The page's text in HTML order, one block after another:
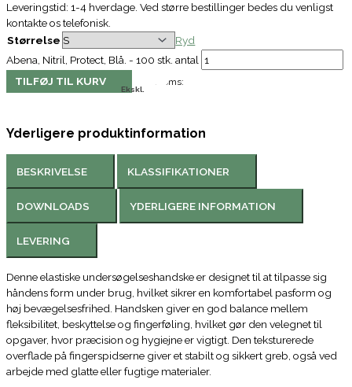
Leveringstid: 1-4 hverdage. Ved større bestillinger bedes du venligst
kontakte os telefonisk.
Størrelse
Ryd
Abena, Nitril, Protect, Blå. - 100 stk. antal
TILFØJ TIL KURV
Moms:
Ekskl.
Yderligere produktinformation
BESKRIVELSE KLASSIFIKATIONER
DOWNLOADS YDERLIGERE INFORMATION
LEVERING
Denne elastiske undersøgelseshandske er designet til at tilpasse sig
håndens form under brug, hvilket sikrer en komfortabel pasform og
høj bevægelsesfrihed. Handsken giver en god balance mellem
fleksibilitet, beskyttelse og fingerføling, hvilket gør den velegnet til
opgaver, hvor præcision og hygiejne er vigtigt. Den teksturerede
overflade på fingerspidserne giver et stabilt og sikkert greb, også ved
arbejde med glatte eller fugtige materialer.